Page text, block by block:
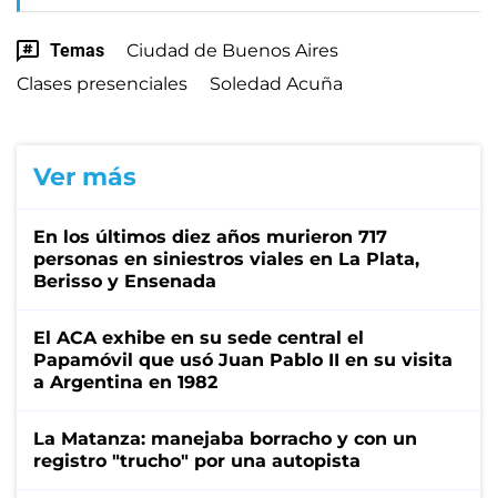
Temas
Ciudad de Buenos Aires
Clases presenciales
Soledad Acuña
Ver más
En los últimos diez años murieron 717
personas en siniestros viales en La Plata,
Berisso y Ensenada
El ACA exhibe en su sede central el
Papamóvil que usó Juan Pablo II en su visita
a Argentina en 1982
La Matanza: manejaba borracho y con un
registro "trucho" por una autopista